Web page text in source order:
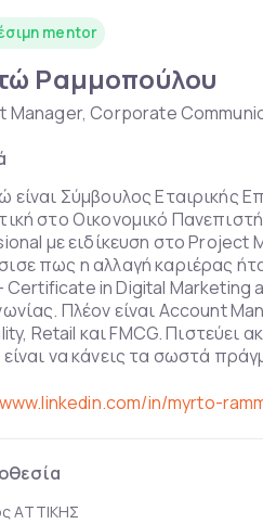
mentor
Ραμμοπούλου
Manager, Corporate
είναι Σύμβουλος Εταιρικής
στο Οικονομικό
με ειδίκευση στο Project
πως η αλλαγή καριέρας
Certificate in Digital Marketing
Πλέον είναι Account
Retail και FMCG. Πιστεύει
να κάνεις τα σωστά
in/myrto-
ΑΤΤΙΚΗΣ